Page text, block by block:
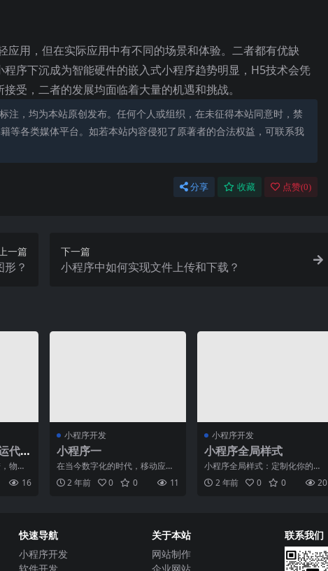
应用，但在实际应用中有不同的场景和体验。二者都有优缺
序下沉成为智能硬件的嵌入式小程序趋势明显，H5技术会凭
受，二者的发展均面临着大量的机遇和挑战。
注，均为本站原创发布。任何个人或组织，在未征得本站同意时，禁
等各类媒体平台。如若本站内容侵犯了原著者的合法权益，可联系我
分享 收藏 点赞(0)
一篇
？
下一篇
小程序中如何实现文件上传和下载？
代
物流
流环
16
小程序开发
小程序一
在当今数字化的时代，移动应用
程序已经成为人们生活中不可或
缺的一部分。而小程序作为
2 年前 0 0 11
小程序开发
小程序全局样式
小程序全局样式：定制化你的品
牌形象在如今移动互联网的浪潮
下，小程序已经成为了品牌
2 年前 0 0 20
快速导航
小程序开发
关于本站
网站制作
联系我们